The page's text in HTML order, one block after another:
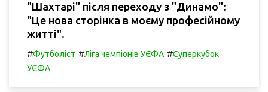
"Шахтарі" після переходу з "Динамо":
"Це нова сторінка в моєму професійному
житті".
#Футболіст #Ліга чемпіонів УЄФА #Суперкубок
УЄФА